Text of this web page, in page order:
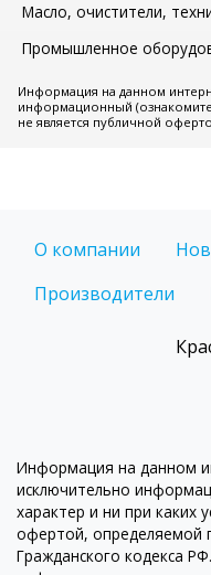
Масло, очистители,
Промышленное
Информация на данном
информационный
не является публичной
О компании
Производители
Информация на данном
исключительно
характер и ни при каких
офертой, определяемой
Гражданского кодекса